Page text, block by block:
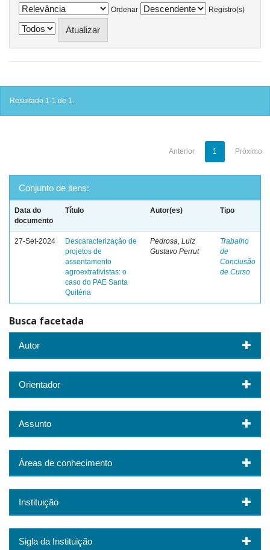
Ordenar
Registro(s)
Resultado 1-1 de 1.
Anterior 1 Próximo
Conjunto de itens:
Data do
documento
Título Autor(es) Tipo
27-Set-2024
Descaracterização de
projetos de
assentamento
agroextrativistas: o
caso do PAE Santa
Quitéria
Pedrosa, Luiz
Gustavo Perrut
Trabalho
de
Conclusão
de Curso
Busca facetada
Autor
Orientador
Assunto
Áreas de conhecimento
Instituição
Sigla da Instituição